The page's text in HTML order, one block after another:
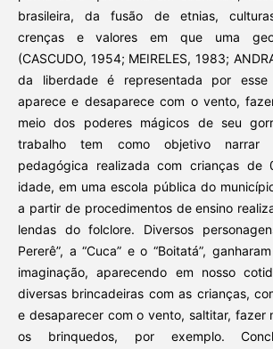
brasileira, da fusão de etnias,
crenças e valores em que uma
(CASCUDO, 1954; MEIRELES, 1983;
da liberdade é representada por esse
aparece e desaparece com o vento,
meio dos poderes mágicos de seu
trabalho tem como objetivo narrar
pedagógica realizada com crianças
idade, em uma escola pública do
a partir de procedimentos de ensino
lendas do folclore. Diversos
Pererê”, a “Cuca” e o “Boitatá”,
imaginação, aparecendo em nosso
diversas brincadeiras com as crianças,
e desaparecer com o vento, saltitar, fazer
os brinquedos, por exemplo.